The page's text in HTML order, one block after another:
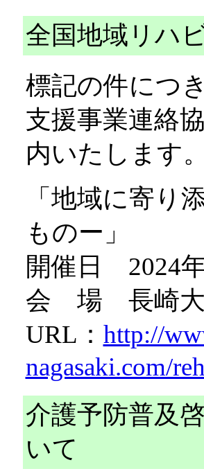
全国地域リハ
標記の件につ
支援事業連絡
内いたします。
「地域に寄り
ものー」
開催日 2024
会 場 長崎大
URL： http://
nagasaki.com/
介護予防普及
いて